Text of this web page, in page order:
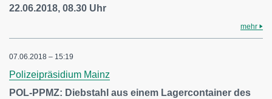
22.06.2018, 08.30 Uhr
mehr
07.06.2018 – 15:19
Polizeipräsidium Mainz
POL-PPMZ: Diebstahl aus einem Lagercontainer des